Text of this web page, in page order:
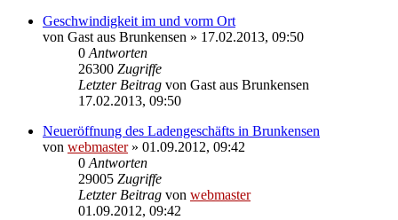
Geschwindigkeit im und vorm Ort
von Gast aus Brunkensen » 17.02.2013, 09:50
0 Antworten
26300 Zugriffe
Letzter Beitrag von Gast aus Brunkensen
17.02.2013, 09:50
Neueröffnung des Ladengeschäfts in Brunkensen
von webmaster» 01.09.2012, 09:42
0 Antworten
29005 Zugriffe
Letzter Beitrag von webmaster
01.09.2012, 09:42